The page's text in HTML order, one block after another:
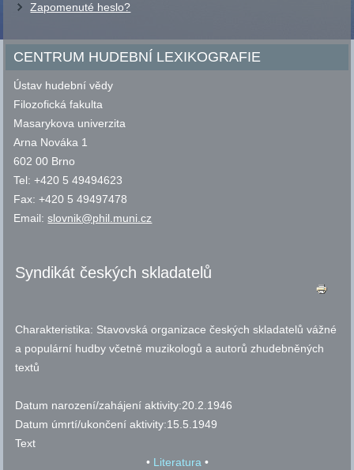
Zapomenuté heslo?
CENTRUM HUDEBNÍ LEXIKOGRAFIE
Ústav hudební vědy
Filozofická fakulta
Masarykova univerzita
Arna Nováka 1
602 00 Brno
Tel: +420 5 49494623
Fax: +420 5 49497478
Email:slovnik@phil.muni.cz
Syndikát českých skladatelů
Charakteristika: Stavovská organizace českých skladatelů vážné
a populární hudby včetně muzikologů a autorů zhudebněných
textů
Datum narození/zahájení aktivity:20.2.1946
Datum úmrtí/ukončení aktivity:15.5.1949
Text
• Literatura•